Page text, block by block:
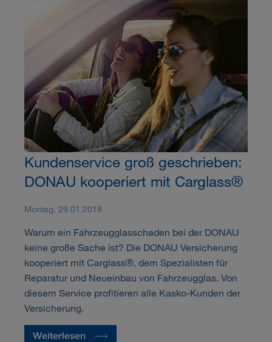
Kundenservice groß geschrieben:
DONAU kooperiert mit Carglass®
Montag, 29.01.2018
Warum ein Fahrzeugglasschaden bei der DONAU
keine große Sache ist? Die DONAU Versicherung
kooperiert mit Carglass®, dem Spezialisten für
Reparatur und Neueinbau von Fahrzeugglas. Von
diesem Service profitieren alle Kasko-Kunden der
Versicherung.
Weiterlesen